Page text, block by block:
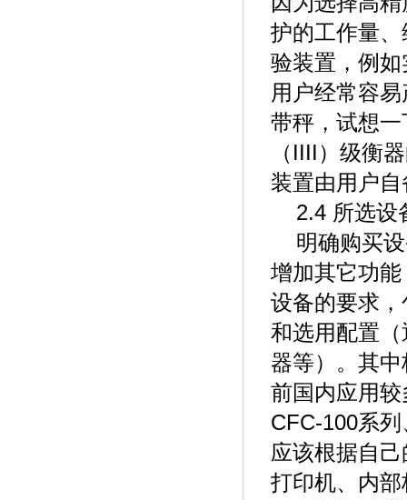
护的工作量
验装置，例
用户经常容
带秤，试想
（IIII）级衡
装置由用户
2.4 所选设
明确购买设
增加其它功
设备的要求
和选用配置
器等）。其
前国内应用
CFC-100系
应该根据自
打印机、内